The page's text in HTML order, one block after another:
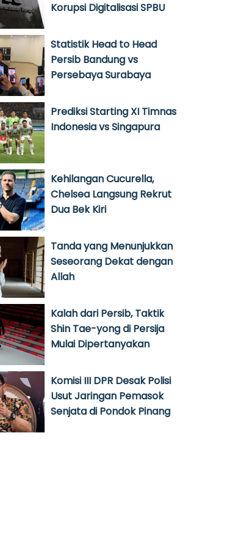
Korupsi Digitalisasi SPBU
Statistik Head to Head
Persib Bandung vs
Persebaya Surabaya
Prediksi Starting XI Timnas
Indonesia vs Singapura
Kehilangan Cucurella,
Chelsea Langsung Rekrut
Dua Bek Kiri
Tanda yang Menunjukkan
Seseorang Dekat dengan
Allah
Kalah dari Persib, Taktik
Shin Tae-yong di Persija
Mulai Dipertanyakan
Komisi III DPR Desak Polisi
Usut Jaringan Pemasok
Senjata di Pondok Pinang